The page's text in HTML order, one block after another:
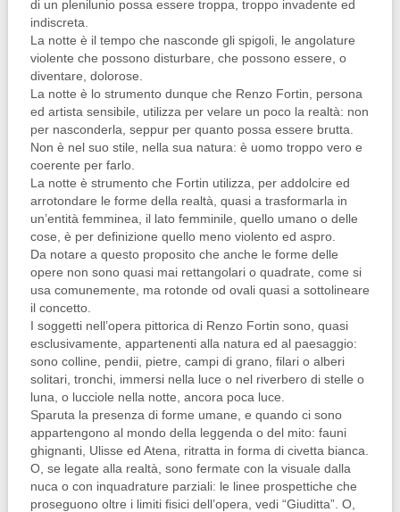
di un plenilunio possa essere troppa, troppo invadente ed
indiscreta.
La notte è il tempo che nasconde gli spigoli, le angolature
violente che possono disturbare, che possono essere, o
diventare, dolorose.
La notte è lo strumento dunque che Renzo Fortin, persona
ed artista sensibile, utilizza per velare un poco la realtà: non
per nasconderla, seppur per quanto possa essere brutta.
Non è nel suo stile, nella sua natura: è uomo troppo vero e
coerente per farlo.
La notte è strumento che Fortin utilizza, per addolcire ed
arrotondare le forme della realtà, quasi a trasformarla in
un’entità femminea, il lato femminile, quello umano o delle
cose, è per definizione quello meno violento ed aspro.
Da notare a questo proposito che anche le forme delle
opere non sono quasi mai rettangolari o quadrate, come si
usa comunemente, ma rotonde od ovali quasi a sottolineare
il concetto.
I soggetti nell’opera pittorica di Renzo Fortin sono, quasi
esclusivamente, appartenenti alla natura ed al paesaggio:
sono colline, pendii, pietre, campi di grano, filari o alberi
solitari, tronchi, immersi nella luce o nel riverbero di stelle o
luna, o lucciole nella notte, ancora poca luce.
Sparuta la presenza di forme umane, e quando ci sono
appartengono al mondo della leggenda o del mito: fauni
ghignanti, Ulisse ed Atena, ritratta in forma di civetta bianca.
O, se legate alla realtà, sono fermate con la visuale dalla
nuca o con inquadrature parziali: le linee prospettiche che
proseguono oltre i limiti fisici dell’opera, vedi “Giuditta”. O,